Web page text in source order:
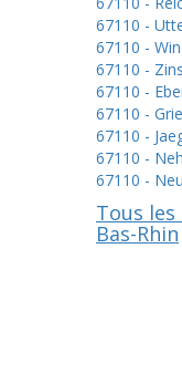
67110 -
67110 -
67110 -
67110 -
67110 -
67110 -
67110 -
67110 -
Tous
Bas-Rhin